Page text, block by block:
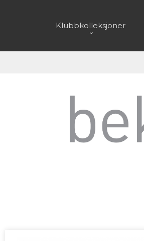
Klubbkolleksjoner